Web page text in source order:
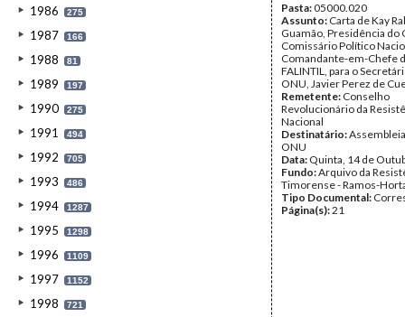
1986 275
1987 166
1988 81
1989 197
1990 275
1991 494
1992 705
1993 486
1994 1287
1995 1298
1996 1109
1997 1152
1998 721
Pasta:05000.020
Assunto: Carta de Kay
Guamão, Presidência do
Comissário Político
Comandante-em-Chefe
FALINTIL, para o
ONU, Javier Perez de
Remetente: Conselho
Revolucionário da
Nacional
Destinatário:
ONU
Data: Quinta, 14 de
Fundo:Arquivo da
Timorense - Ramos-
Tipo Documental:
Página(s):21